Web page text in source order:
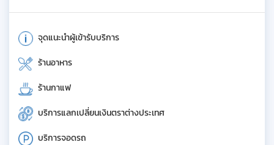
จุดแนะนำผู้เข้ารับบริการ
ร้านอาหาร
ร้านกาแฟ
บริการแลกเปลี่ยนเงินตราต่างประเทศ
บริการจอดรถ